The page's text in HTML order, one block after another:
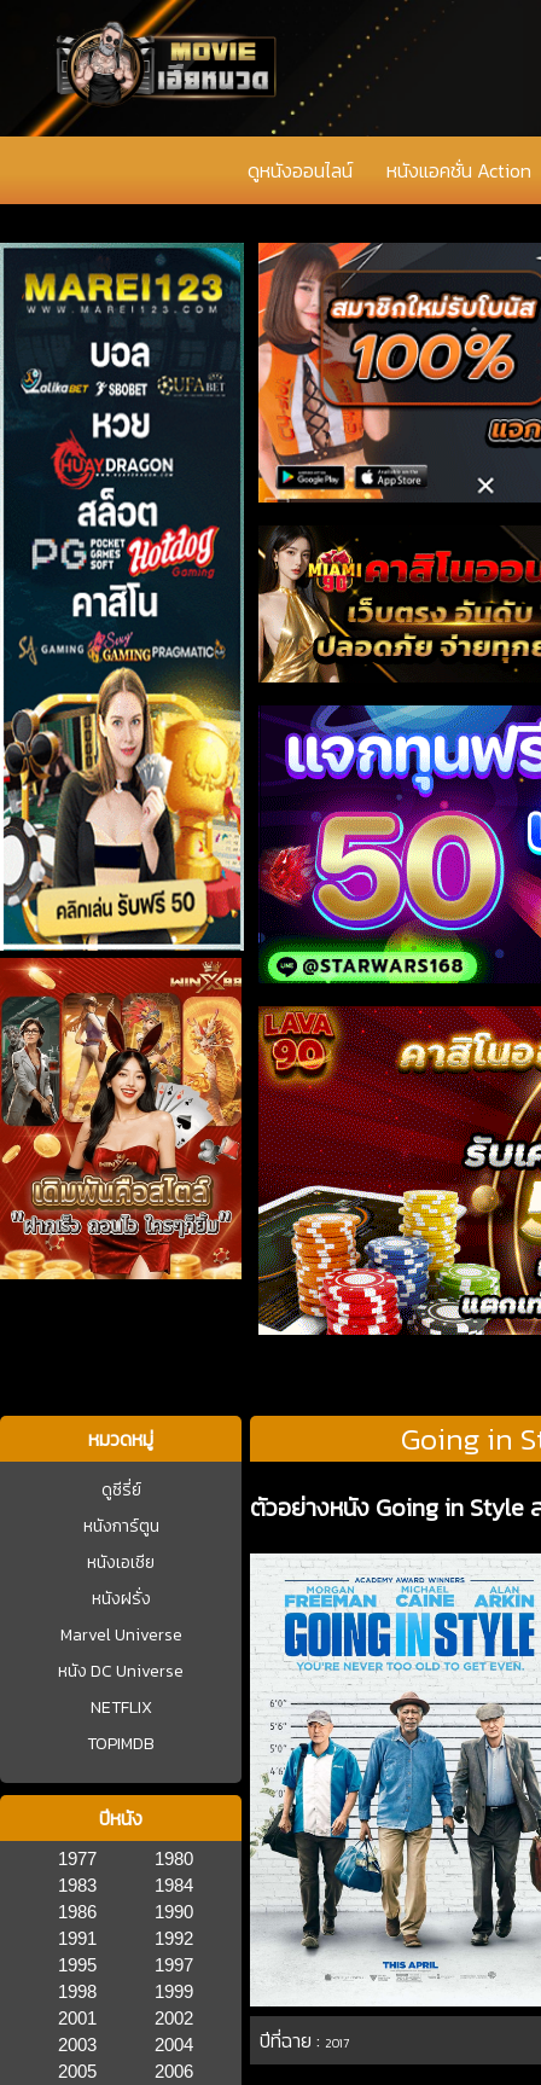
ดูหนังออนไลน์ หนังแอคชั่น Action
หมวดหมู่
ดูซีรี่ย์
หนังการ์ตูน
หนังเอเชีย
หนังฝรั่ง
Marvel Universe
หนัง DC Universe
NETFLIX
TOPIMDB
ปีหนัง
1977
1980
1983
1984
1986
1990
1991
1992
1995
1997
1998
1999
2001
2002
2003
2004
2005
2006
Going in
ตัวอย่างหนัง Going in Style
ปีที่ฉาย :2017